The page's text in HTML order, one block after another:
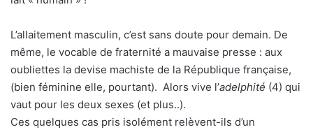
L’allaitement masculin, c’est sans doute pour demain. De
même, le vocable de fraternité a mauvaise presse : aux
oubliettes la devise machiste de la République française,
(bien féminine elle, pourtant). Alors vive l’adelphité (4) qui
vaut pour les deux sexes (et plus..).
Ces quelques cas pris isolément relèvent-ils d’un